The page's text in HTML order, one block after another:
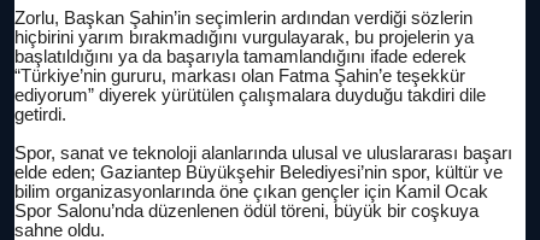
Zorlu, Başkan Şahin’in seçimlerin ardından verdiği sözlerin
hiçbirini yarım bırakmadığını vurgulayarak, bu projelerin ya
başlatıldığını ya da başarıyla tamamlandığını ifade ederek
“Türkiye’nin gururu, markası olan Fatma Şahin’e teşekkür
ediyorum” diyerek yürütülen çalışmalara duyduğu takdiri dile
getirdi.
Spor, sanat ve teknoloji alanlarında ulusal ve uluslararası başarı
elde eden; Gaziantep Büyükşehir Belediyesi’nin spor, kültür ve
bilim organizasyonlarında öne çıkan gençler için Kamil Ocak
Spor Salonu’nda düzenlenen ödül töreni, büyük bir coşkuya
sahne oldu.